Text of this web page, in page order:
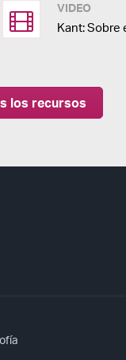
VIDEO
Kant: Sobre
los recursos